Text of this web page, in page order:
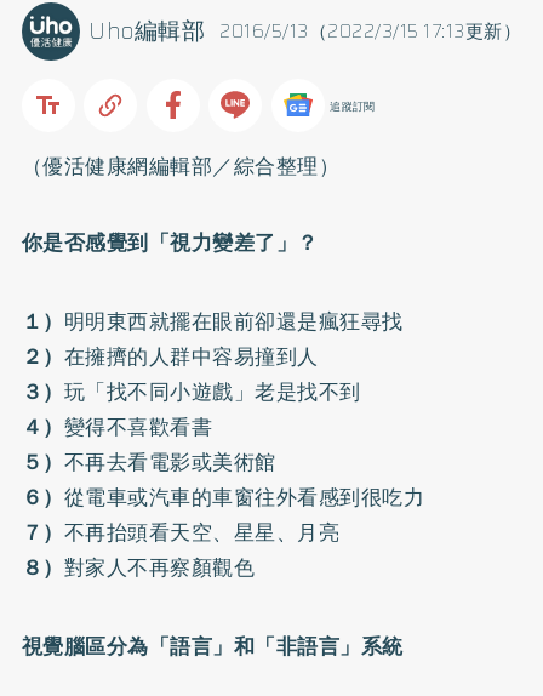
2016/5/13（2022/3/15 17:13更新）
Uho編輯部
追蹤訂閱
（優活健康網編輯部／綜合整理）
你是否感覺到「視力變差了」？
１） 明明東西就擺在眼前卻還是瘋狂尋找
２） 在擁擠的人群中容易撞到人
３） 玩「找不同小遊戲」老是找不到
４） 變得不喜歡看書
５） 不再去看電影或美術館
６） 從電車或汽車的車窗往外看感到很吃力
７） 不再抬頭看天空、星星、月亮
８） 對家人不再察顏觀色
視覺腦區分為「語言」和「非語言」系統